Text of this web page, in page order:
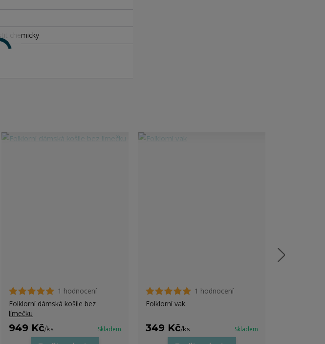
chemicky
1 hodnocení
Folklorní dámská košile bez
límečku
949 Kč/ks Skladem
1 hodnocení
Folklorní vak
349 Kč/ks Skladem